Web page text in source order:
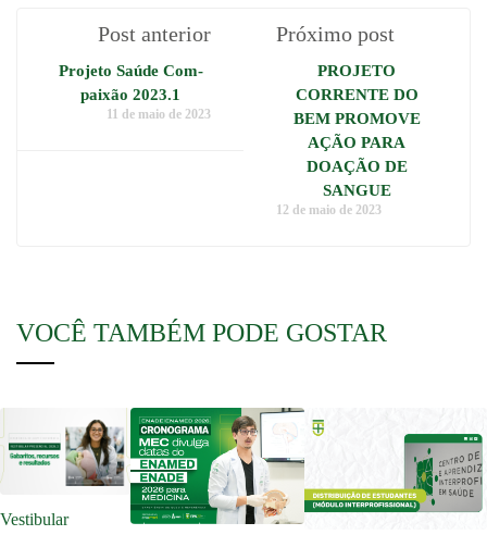
Post anterior
Projeto Saúde Com-
paixão 2023.1
11 de maio de 2023
Próximo post
PROJETO
CORRENTE DO
BEM PROMOVE
AÇÃO PARA
DOAÇÃO DE
SANGUE
12 de maio de 2023
VOCÊ TAMBÉM PODE GOSTAR
Vestibular